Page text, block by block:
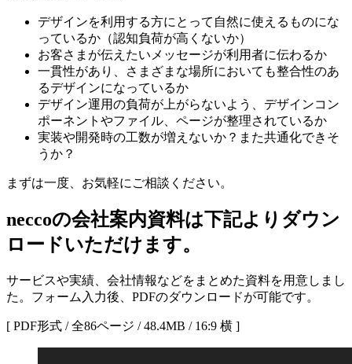
デザインを利用する方にとって自然に使えるものにな
っているか（認知負荷が高くないか）
お客さまが伝えたいメッセージが利用者に伝わるか
一貫性があり、さまざまな場所においても整合性のあ
るデザインになっているか
デザイン運用の負荷が上がらないよう、デザインコン
ポーネントやファイル、ページが整理されているか
実装や開発時の工数が増えないか？また共通化できそ
うか？
まずは一度、お気軽にご相談ください。
neccoの会社案内資料は下記よりダウン
ロードいただけます。
サービスや実績、会社情報などをまとめた資料を用意しまし
た。フォーム入力後、PDFのダウンロードが可能です。
[ PDF形式 / 全86ページ / 48.4MB / 16:9 横 ]